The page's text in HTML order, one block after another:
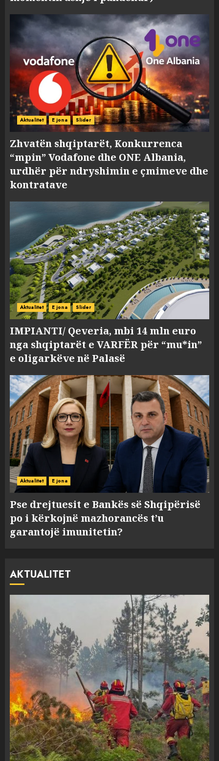
Aktualitet E jona Slider
Zhvatën shqiptarët, Konkurrenca
“mpin” Vodafone dhe ONE Albania,
urdhër për ndryshimin e çmimeve dhe
kontratave
Aktualitet E jona Slider
IMPIANTI/ Qeveria, mbi 14 mln euro
nga shqiptarët e VARFËR për “mu*in”
e oligarkëve në Palasë
Aktualitet E jona
Pse drejtuesit e Bankës së Shqipërisë
po i kërkojnë mazhorancës t’u
garantojë imunitetin?
AKTUALITET